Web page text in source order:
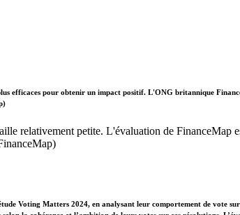
efficaces pour obtenir un impact positif. L'ONG britannique
relativement petite. L'évaluation de FinanceMap
Voting Matters 2024, en analysant leur comportement de vote